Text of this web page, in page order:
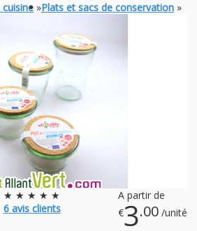
»Plats et sacs de conservation »
★ ★ ★ ★ ★
6avis clients
A partir de
€3.00 /unité